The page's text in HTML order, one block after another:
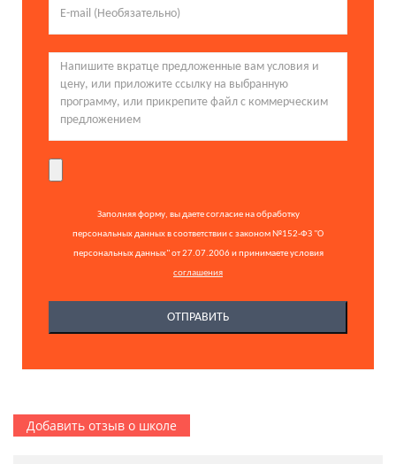
Заполняя форму, вы даете согласие на обработку
персональных данных в соответствии с законом №152-ФЗ "О
персональных данных" от 27.07.2006 и принимаете условия
соглашения
Добавить отзыв о школе